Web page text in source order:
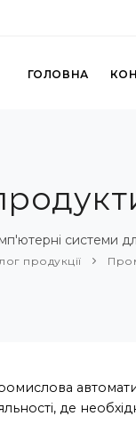
ГОЛОВНА
системи
продукції
де